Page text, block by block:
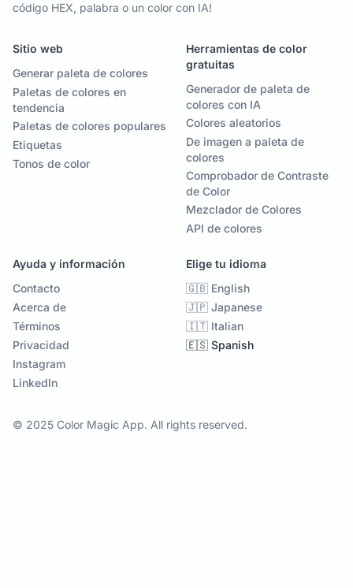
código HEX, palabra o un color con IA!
Sitio web
Generar paleta de colores
Paletas de colores en
tendencia
Paletas de colores populares
Etiquetas
Tonos de color
Herramientas de color
gratuitas
Generador de paleta de
colores con IA
Colores aleatorios
De imagen a paleta de
colores
Comprobador de Contraste
de Color
Mezclador de Colores
API de colores
Ayuda y información
Contacto
Acerca de
Términos
Privacidad
Instagram
LinkedIn
Elige tu idioma
🇬🇧 English
🇯🇵 Japanese
🇮🇹 Italian
🇪🇸 Spanish
© 2025 Color Magic App. All rights reserved.